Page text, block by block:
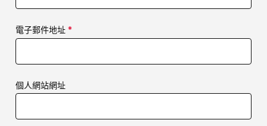
電子郵件地址 *
個人網站網址